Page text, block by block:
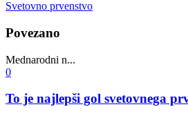
Svetovno prvenstvo
Povezano
Mednarodni n...
0
To je najlepši gol svetovnega